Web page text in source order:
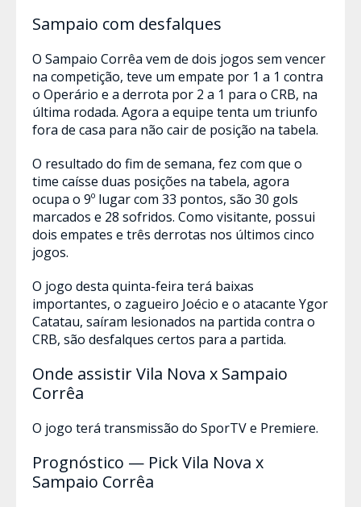
Sampaio com desfalques
O Sampaio Corrêa vem de dois jogos sem vencer
na competição, teve um empate por 1 a 1 contra
o Operário e a derrota por 2 a 1 para o CRB, na
última rodada. Agora a equipe tenta um triunfo
fora de casa para não cair de posição na tabela.
O resultado do fim de semana, fez com que o
time caísse duas posições na tabela, agora
ocupa o 9º lugar com 33 pontos, são 30 gols
marcados e 28 sofridos. Como visitante, possui
dois empates e três derrotas nos últimos cinco
jogos.
O jogo desta quinta-feira terá baixas
importantes, o zagueiro Joécio e o atacante Ygor
Catatau, saíram lesionados na partida contra o
CRB, são desfalques certos para a partida.
Onde assistir Vila Nova x Sampaio
Corrêa
O jogo terá transmissão do SporTV e Premiere.
Prognóstico — Pick Vila Nova x
Sampaio Corrêa